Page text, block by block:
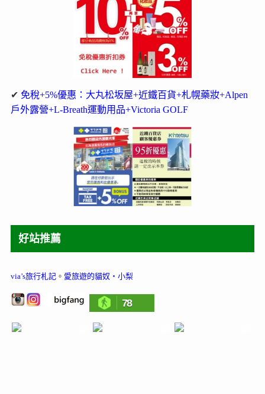
✔ 免稅+5%優惠：大丸松坂屋+近鐵百貨+札幌藥妝+Alpen
戶外露營+L-Breath運動用品+Victoria GOLF
好站推薦
via’s旅行札記。 愛旅遊的貓奴‧小梨
78